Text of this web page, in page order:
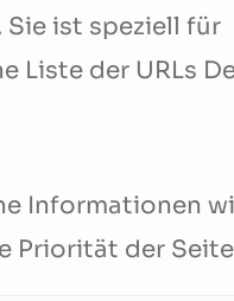
ist speziell für
Liste der URLs
Informationen
Priorität der